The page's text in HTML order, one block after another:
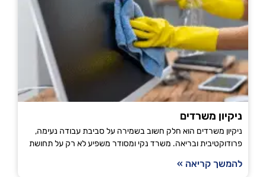
ניקיון משרדים
ניקיון משרדים הוא חלק חשוב בשמירה על סביבת עבודה נעימה,
פרודוקטיבית ובריאה. משרד נקי ומסודר משפיע לא רק על תחושת
להמשך קריאה »